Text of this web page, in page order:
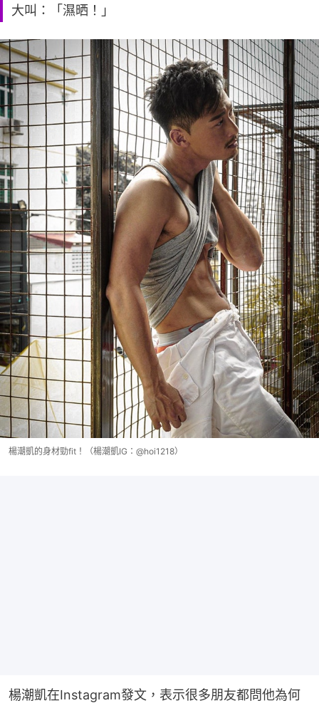
大叫：「濕晒！」
楊潮凱的身材勁fit！（楊潮凱IG：@hoi1218）
楊潮凱在Instagram發文，表示很多朋友都問他為何